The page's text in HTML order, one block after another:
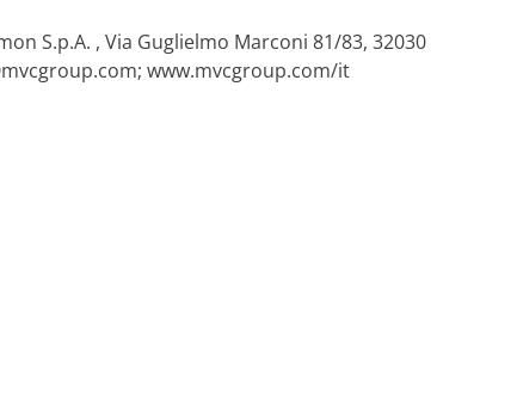
S.p.A. , Via Guglielmo Marconi 81/83, 32030
; www.mvcgroup.com/it